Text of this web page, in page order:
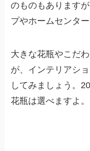
のものもあります
プやホームセンタ
大きな花瓶やこだ
が、インテリアシ
してみましょう。
花瓶は選べますよ。